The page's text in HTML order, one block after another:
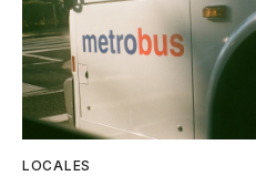
LOCALES